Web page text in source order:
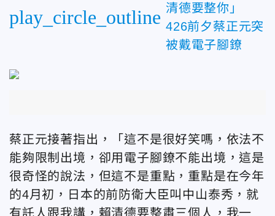
play_circle_outline 清德要整你」
426前夕蔡正元突
被戴電子腳鐐
蔡正元接著指出，「這不是很好笑嗎，依法不
能夠限制出境，卻用電子腳鐐不能出境，這是
很奇怪的說法，但這不是重點，重點是在今年
的4月初，日本的前防衛大臣叫中山泰秀，就
有託人跟我講，賴清德要整肅三個人，我一